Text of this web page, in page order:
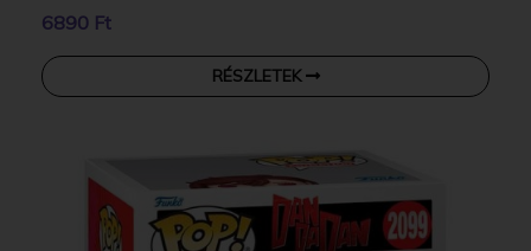
6890 Ft
RÉSZLETEK